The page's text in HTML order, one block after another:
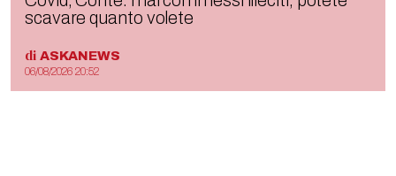
scavare quanto volete
di ASKANEWS
06/08/2026 20:52